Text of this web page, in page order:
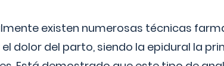
existen numerosas técnicas
el dolor del parto, siendo la epidural la